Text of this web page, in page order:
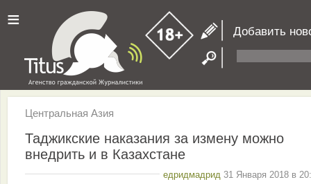
≡ Добавить
Центральная Азия
Таджикские наказания за измену можно
внедрить и в Казахстане
едридмадрид 31 Января 2018 в